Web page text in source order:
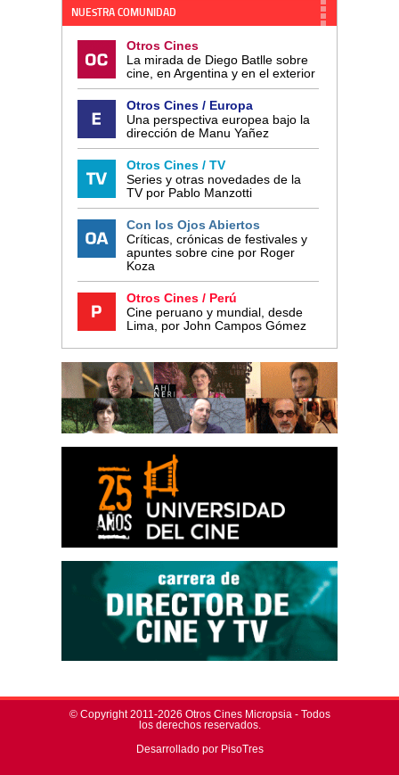
NUESTRA COMUNIDAD
Otros Cines
La mirada de Diego Batlle sobre
cine, en Argentina y en el exterior
Otros Cines / Europa
Una perspectiva europea bajo la
dirección de Manu Yañez
Otros Cines / TV
Series y otras novedades de la
TV por Pablo Manzotti
Con los Ojos Abiertos
Críticas, crónicas de festivales y
apuntes sobre cine por Roger
Koza
Otros Cines / Perú
Cine peruano y mundial, desde
Lima, por John Campos Gómez
© Copyright 2011-2026 Otros Cines Micropsia - Todos
los derechos reservados.
Desarrollado por PisoTres